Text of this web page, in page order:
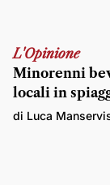
L'Opinione
Minorenni
locali in
di Luca